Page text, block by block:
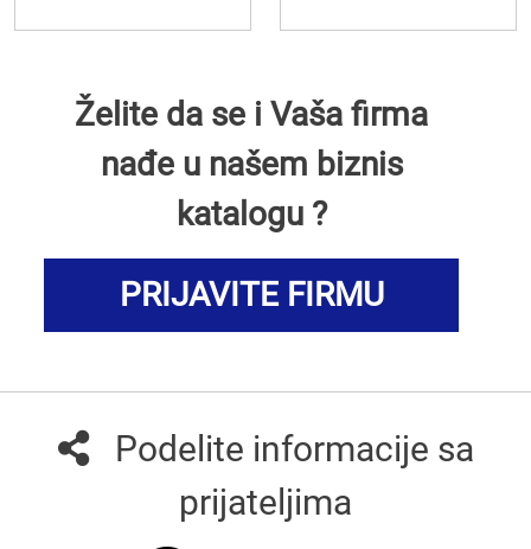
Želite da se i Vaša firma
nađe u našem biznis
katalogu ?
PRIJAVITE FIRMU
Podelite informacije sa
prijateljima